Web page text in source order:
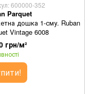
600000-352
Parquet
дошка 1-сму. Ruban
Vintage 6008
грн/м²